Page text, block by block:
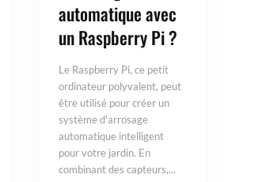
automatique avec
un Raspberry Pi ?
Le Raspberry Pi, ce petit
ordinateur polyvalent, peut
être utilisé pour créer un
système d'arrosage
automatique intelligent
pour votre jardin. En
combinant des capteurs,...